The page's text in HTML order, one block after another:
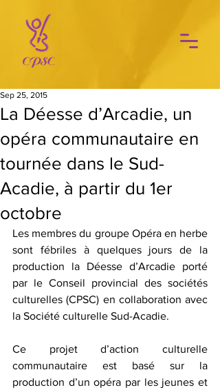
La Déesse d’Arcadie, un
opéra communautaire en
tournée dans le Sud-
Acadie, à partir du 1er
octobre
Sep 25, 2015
Les membres du groupe Opéra en herbe
sont fébriles à quelques jours de la
production la Déesse d’Arcadie porté
par le Conseil provincial des sociétés
culturelles (CPSC) en collaboration avec
la Société culturelle Sud-Acadie.
Ce projet d’action culturelle
communautaire est basé sur la
production d’un opéra par les jeunes et